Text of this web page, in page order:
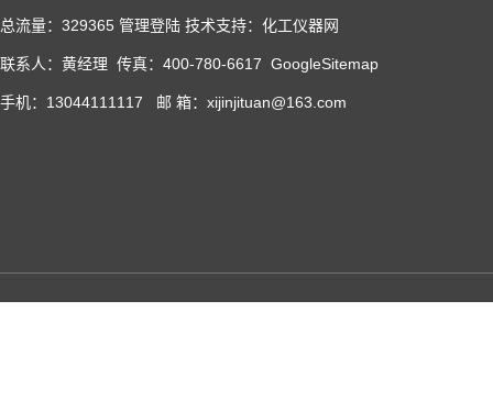
总流量：329365 管理登陆 技术支持：化工仪器网
联系人：黄经理 传真：400-780-6617 GoogleSitemap
手机：13044111117 邮 箱：xijinjituan@163.com